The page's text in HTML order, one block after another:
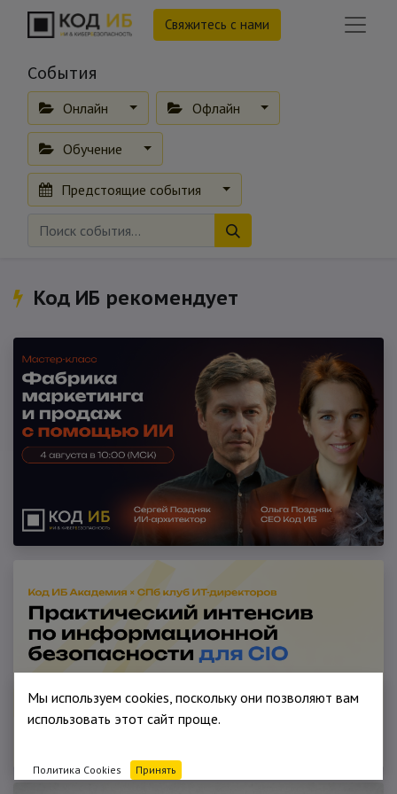
Свяжитесь с нами
События
Онлайн Офлайн
Обучение
Предстоящие события
Код ИБ рекомендует
Мы используем cookies, поскольку они позволяют вам
использовать этот сайт проще.
Политика Cookies Принять